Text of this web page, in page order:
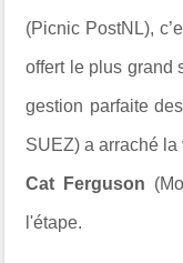
(Picnic PostNL),
offert le plus grand
gestion parfaite
SUEZ) a arraché
Cat Ferguson
l'étape.